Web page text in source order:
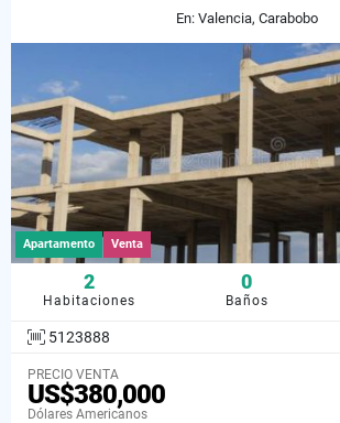
En: Valencia, Carabobo
Apartamento Venta
2
Habitaciones
0
Baños
5123888
PRECIO VENTA
US$380,000
Dólares Americanos